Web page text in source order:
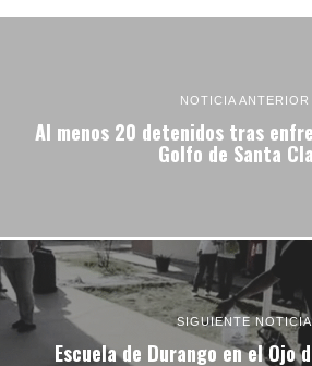
NOTICIA ANTERIOR
Al menos 20 detenidos tras
Golfo de Santa
SIGUIENTE NOTICIA
Escuela de Durango en el Ojo